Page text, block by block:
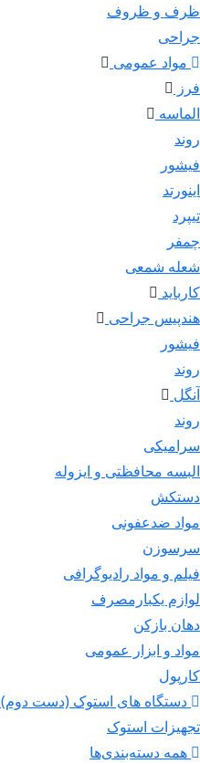
ظرف و ظروف
جراحی
مواد عمومی
فرز
الماسه
روند
فیشور
اینورتد
تیپرد
چمفر
شعله شمعی
کارباید
هندپیس جراحی
فیشور
روند
آنگل
روند
سرامیکی
البسه محافظتی و ایزوله
دستکش
مواد ضدعفونی
سرسوزن
فیلم و مواد رادیوگرافی
لوازم یکبارمصرف
دهان بازکن
مواد و ابزار عمومی
کارپول
دستگاه های استوک (دست دوم)
تجهیزات استوک
همه دسته‌بندی‌ها